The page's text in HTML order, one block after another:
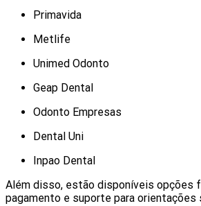
Primavida
Metlife
Unimed Odonto
Geap Dental
Odonto Empresas
Dental Uni
Inpao Dental
Além disso, estão disponíveis opções
pagamento e suporte para orientações